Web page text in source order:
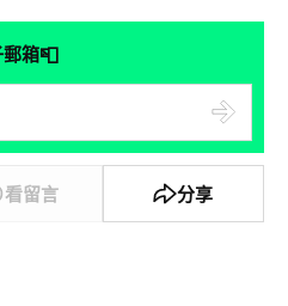
箱📮
看留言 分享